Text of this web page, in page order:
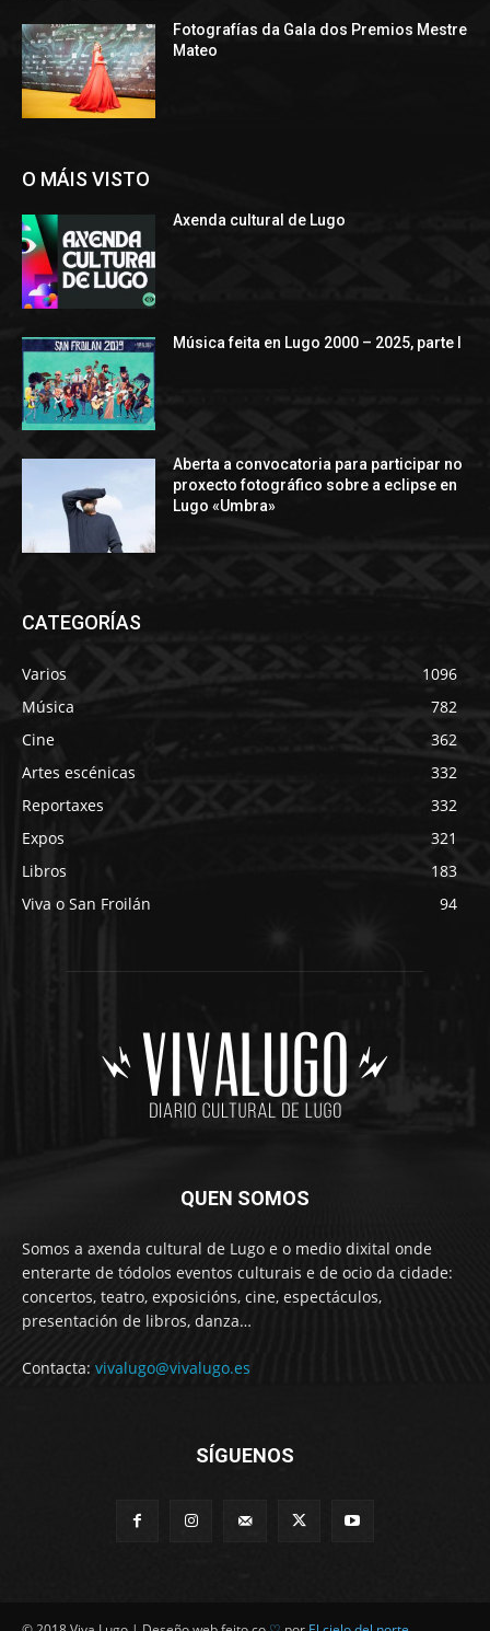
Fotografías da Gala dos Premios Mestre
Mateo
O MÁIS VISTO
Axenda cultural de Lugo
Música feita en Lugo 2000 – 2025, parte I
Aberta a convocatoria para participar no
proxecto fotográfico sobre a eclipse en
Lugo «Umbra»
CATEGORÍAS
Varios
1096
Música
782
Cine
362
Artes escénicas
332
Reportaxes
332
Expos
321
Libros
183
Viva o San Froilán
94
QUEN SOMOS
Somos a axenda cultural de Lugo e o medio dixital onde
enterarte de tódolos eventos culturais e de ocio da cidade:
concertos, teatro, exposicións, cine, espectáculos,
presentación de libros, danza…
Contacta: vivalugo@vivalugo.es
SÍGUENOS